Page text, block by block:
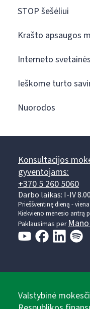
STOP šešėliui
Krašto apsaugos
Interneto
Ieškome turto
Nuorodos
Konsultacijos
gyventojams:
+370 5 260 5060
Darbo laikas: I-IV
Prieššventinę dieną -
Kiekvieno mėnesio antrą
Paklausimas per
Valstybinė